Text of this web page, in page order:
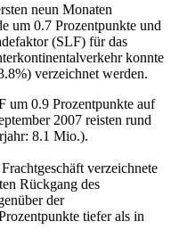
neun Monaten
um 0.7 Prozentpunkte und
(SLF) für das
konnte
verzeichnet werden.
um 0.9 Prozentpunkte auf
2007 reisten rund
8.1 Mio.).
verzeichnete
Rückgang des
der
tiefer als in